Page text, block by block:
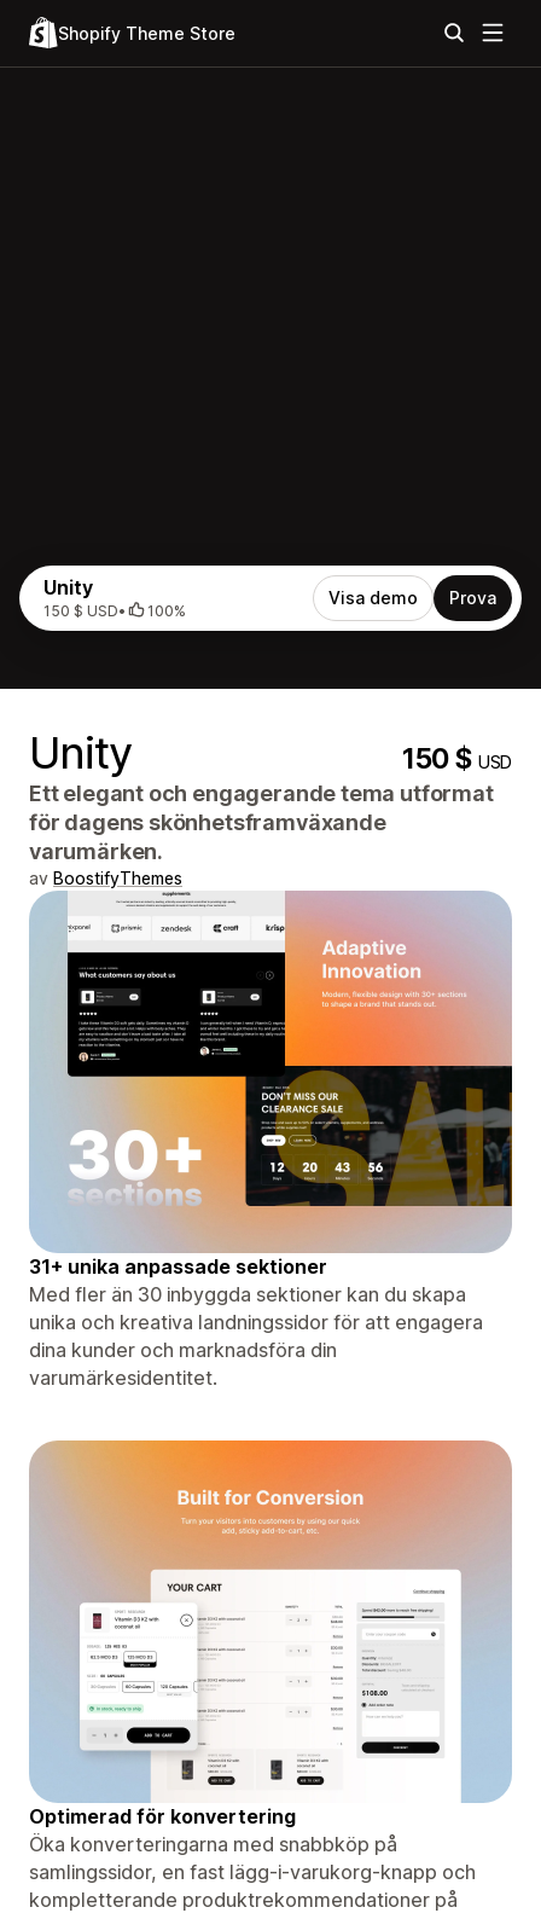
Shopify Theme Store
Unity
150 $ USD• 100%
Visa demo Prova
Unity 150 $USD
Ett elegant och engagerande tema utformat
för dagens skönhetsframväxande
varumärken.
av BoostifyThemes
31+ unika anpassade sektioner
Med fler än 30 inbyggda sektioner kan du skapa
unika och kreativa landningssidor för att engagera
dina kunder och marknadsföra din
varumärkesidentitet.
Optimerad för konvertering
Öka konverteringarna med snabbköp på
samlingssidor, en fast lägg-i-varukorg-knapp och
kompletterande produktrekommendationer på